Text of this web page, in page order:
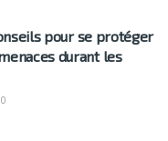
pour se protéger
durant les